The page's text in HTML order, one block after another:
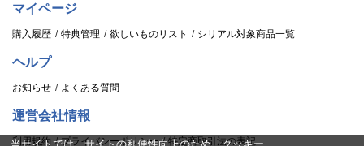
マイページ
購入履歴 特典管理 欲しいものリスト シリアル対象商品一覧
ヘルプ
お知らせ よくある質問
運営会社情報
利用規約 プライバシーポリシー 特定商取引法の表記